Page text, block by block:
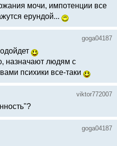
мочи, импотенции все
ерундой...
goga04187
назначают людям с
психики все-таки
viktor772007
goga04187